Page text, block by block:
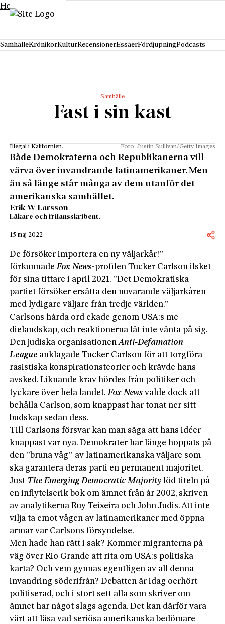
Hoppa till innehåll
SamhälleKrönikorKulturRecensionerEssäerFördjupningPodcasts
Samhälle
Fast i sin kast
Illegal i Kalifornien. Foto: Justin Sullivan/Getty Images
Både Demokraterna och Republikanerna vill
värva över invandrande latinamerikaner. Men
än så länge står många av dem utanför det
amerikanska samhället.
Erik W Larsson
Läkare och frilansskribent.
15 maj 2022
De försöker importera en ny väljarkår!”
förkunnadeFox News-profilen Tucker Carlson ilsket
för sina tittare i april 2021. ”Det Demokratiska
partiet försöker ersätta den nuvarande väljarkåren
med lydigare väljare från tredje världen.”
Carlsons hårda ord ekade genom USA:s me­
dielandskap, och reaktionerna lät inte vänta på sig.
Den judiska organisationenAnti-­Defamation
League anklagade Tucker Carlson för att torgföra
rasistiska konspirationsteorier och krävde hans
avsked. Liknande krav hördes från politiker och
tyckare över hela landet.Fox Newsvalde dock att
behålla Carlson, som knappast har tonat ner sitt
budskap sedan dess.
Till Carlsons försvar kan man säga att hans idéer
knappast var nya. Demokrater har länge hoppats på
den ”bruna våg” av latinamerikans­ka väljare som
ska garantera deras parti en permanent majoritet.
Just The Emerging Democratic Majority löd titeln på
en inflytelserik bok om ämnet från år 2002, skriven
av analytikerna Ruy Teixeira och John Judis. Att inte
vilja ta emot vågen av latinamerikaner med öppna
armar var Carlsons försyndelse.
Men hade han rätt i sak? Kommer migranterna på
väg över Rio Grande att rita om USA:s politiska
karta? Och vem gynnas egentligen av all denna
invandring söderifrån? Debatten är idag oerhört
politiserad, och i stort sett alla som skriver om
ämnet har något slags agenda. Det kan därför vara
värt att läsa vad seriösa amerikanska bedömare